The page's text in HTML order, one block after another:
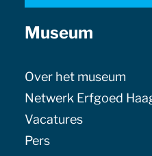
Museum
Over het museum
Netwerk Erfgoed
Vacatures
Pers